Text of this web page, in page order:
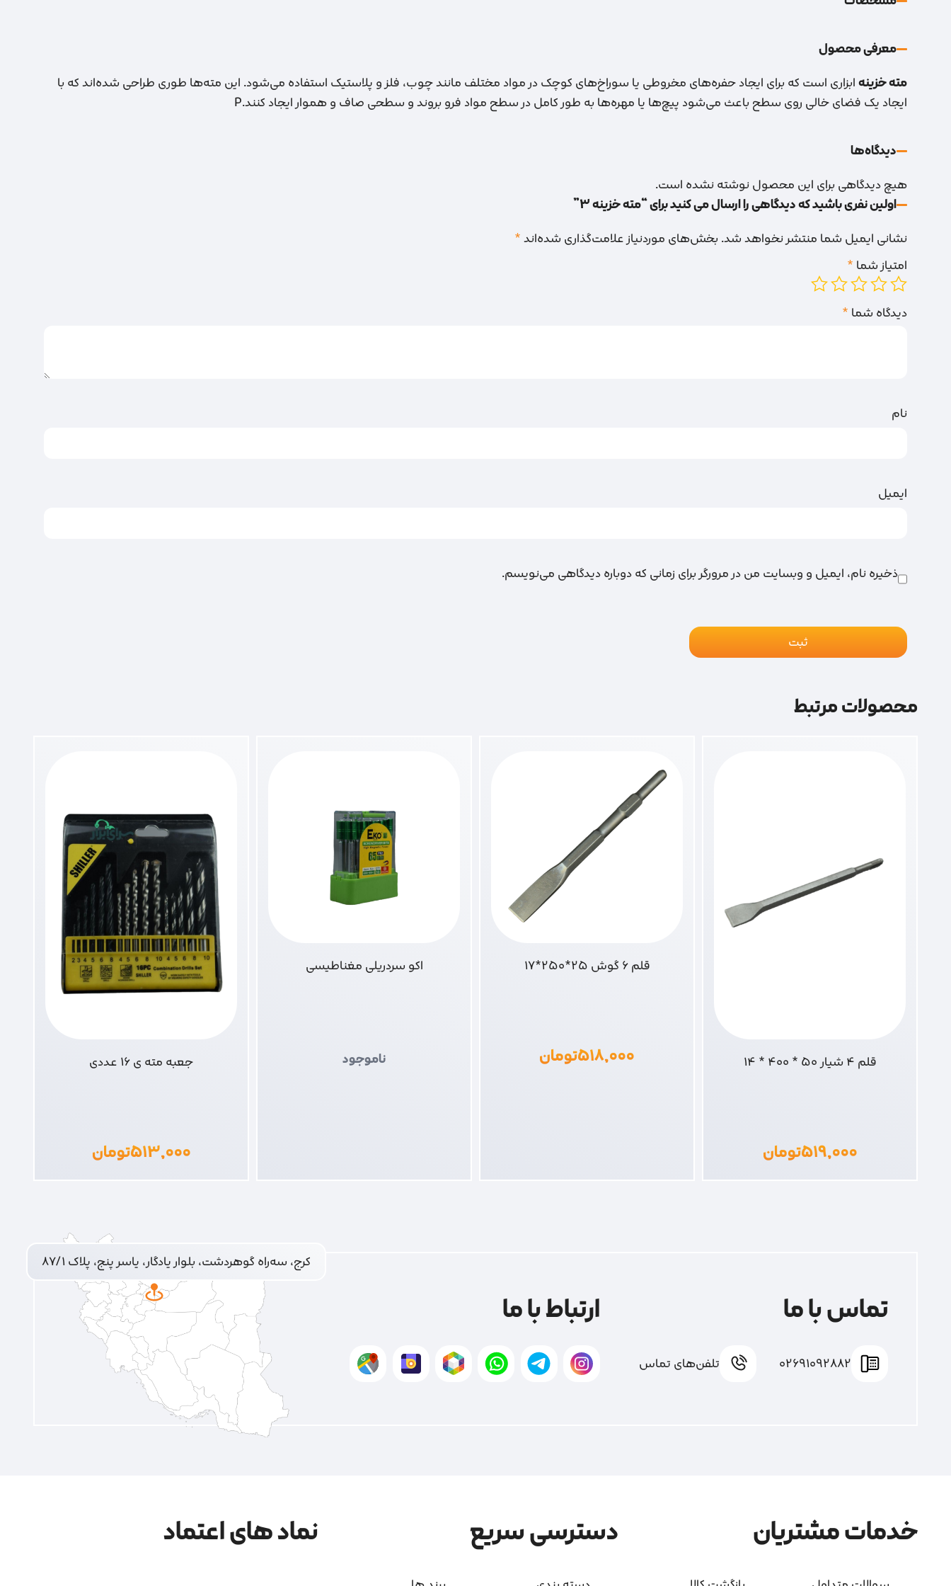
معرفی محصول
مته خزینهابزاری است که برای ایجاد حفره‌های مخروطی یا سوراخ‌های کوچک در مواد مختلف مانند چوب، فلز و پلاستیک استفاده می‌شود. این مته‌ها طوری طراحی شده‌اند که با
ایجاد یک فضای خالی روی سطح باعث می‌شود پیچ‌ها یا مهره‌ها به طور کامل در سطح مواد فرو بروند و سطحی صاف و هموار ایجاد کنند.P
دیدگاه‌‌ها
هیچ دیدگاهی برای این محصول نوشته نشده است.
اولین نفری باشید که دیدگاهی را ارسال می کنید برای “مته خزینه 3”
نشانی ایمیل شما منتشر نخواهد شد. بخش‌های موردنیاز علامت‌گذاری شده‌اند*
امتیاز شما *
دیدگاه شما *
نام
ایمیل
ذخیره نام، ایمیل و وبسایت من در مرورگر برای زمانی که دوباره دیدگاهی می‌نویسم.
محصولات مرتبط
قلم 4 شیار 50 * 400 * 14
۵۱۹,۰۰۰تومان
قلم 6 گوش 25*250*17
۵۱۸,۰۰۰تومان
اکو سردریلی مغناطیسی
ناموجود جعبه مته ی 16 عددی
۵۱۳,۰۰۰تومان
تماس با ما
02691092882 تلفن‌های تماس
ارتباط با ما
کرج، سه‌راه گوهردشت، بلوار یادگار، یاسر پنج، پلاک ۸۷/۱
خدمات مشتریان دسترسی سریع نماد های اعتماد